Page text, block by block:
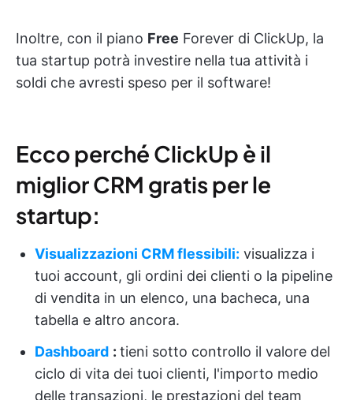
Inoltre, con il piano Free Forever di ClickUp, la
tua startup potrà investire nella tua attività i
soldi che avresti speso per il software!
Ecco perché ClickUp è il
miglior CRM gratis per le
startup:
Visualizzazioni CRM flessibili: visualizza i
tuoi account, gli ordini dei clienti o la pipeline
di vendita in un elenco, una bacheca, una
tabella e altro ancora.
Dashboard : tieni sotto controllo il valore del
ciclo di vita dei tuoi clienti, l'importo medio
delle transazioni, le prestazioni del team